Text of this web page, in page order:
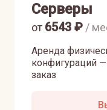
Серверы
Аренда
конфигураций
заказ
от 6543 ₽ /